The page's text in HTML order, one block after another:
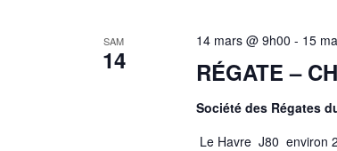
SAM
14 RÉGATE –
14 mars @ 9h00 - 15
Société des Régates
Le Havre J80 environ